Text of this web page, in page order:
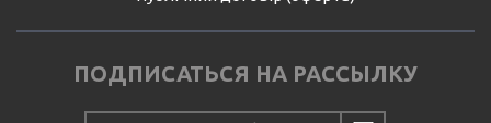
ПОДПИСАТЬСЯ НА РАССЫЛКУ